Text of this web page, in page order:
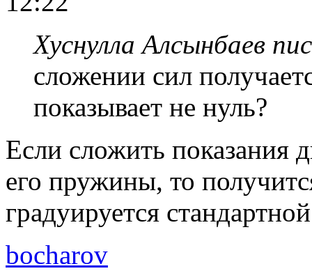
Хуснулла Алсынбаев
сложении сил
показывает не нуль?
Если сложить показания
его пружины, то
градуируется
bocharov